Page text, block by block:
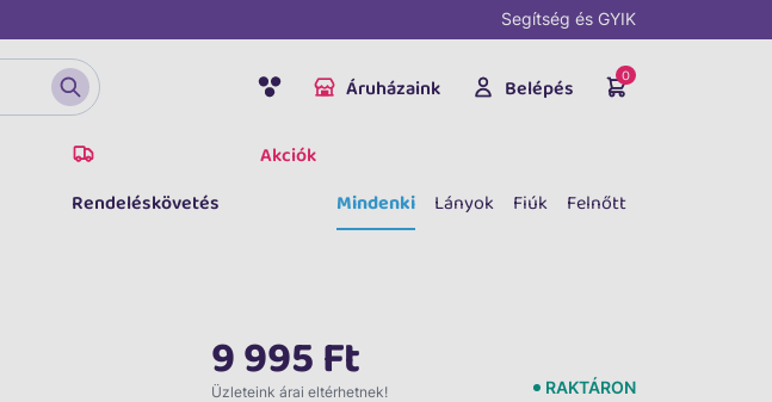
Segítség és GYIK
Áruházaink Belépés 0
Rendeléskövetés
Akciók
Mindenki
Lányok Fiúk Felnőtt
9 995 Ft
Üzleteink árai eltérhetnek! RAKTÁRON